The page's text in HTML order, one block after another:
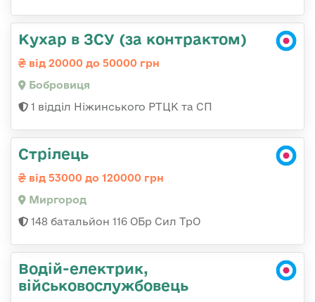
Кухар в ЗСУ (за контрактом)
від 20000 до 50000 грн
Бобровиця
1 відділ Ніжинського РТЦК та СП
Стрілець
від 53000 до 120000 грн
Миргород
148 батальйон 116 ОБр Сил ТрО
Водій-електрик,
військовослужбовець